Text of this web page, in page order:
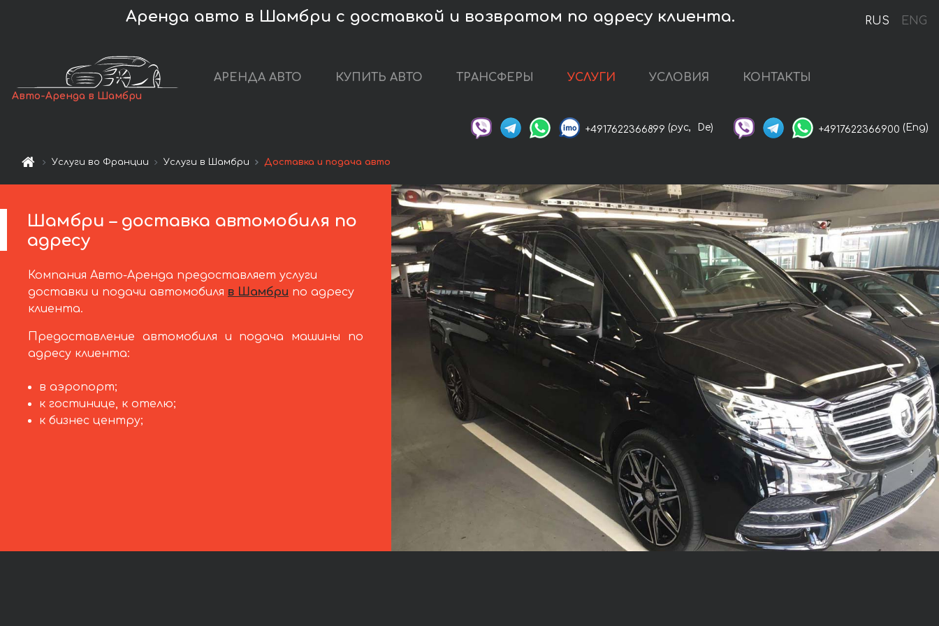
RUS ENG
Аренда авто в Шамбри с доставкой и возвратом по адресу клиента.
Авто-Аренда в Шамбри
АРЕНДА АВТО КУПИТЬ АВТО ТРАНСФЕРЫ УСЛУГИ УСЛОВИЯ КОНТАКТЫ
+4917622366899 (рус, De) +4917622366900 (Eng)
Услуги во Франции Услуги в Шамбри Доставка и подача авто
Шамбри – доставка автомобиля по
адресу
Компания Авто-Аренда предоставляет услуги
доставки и подачи автомобиля в Шамбри по адресу
клиента.
Предоставление автомобиля и подача машины по
адресу клиента:
в аэропорт;
к гостинице, к отелю;
к бизнес центру;